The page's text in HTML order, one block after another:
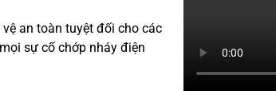
an toàn tuyệt đối cho các
sự cố chớp nháy điện